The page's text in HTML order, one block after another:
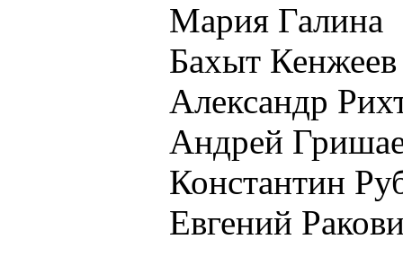
Мария Галина
Бахыт Кенжеев
Александр
Андрей
Константин
Евгений